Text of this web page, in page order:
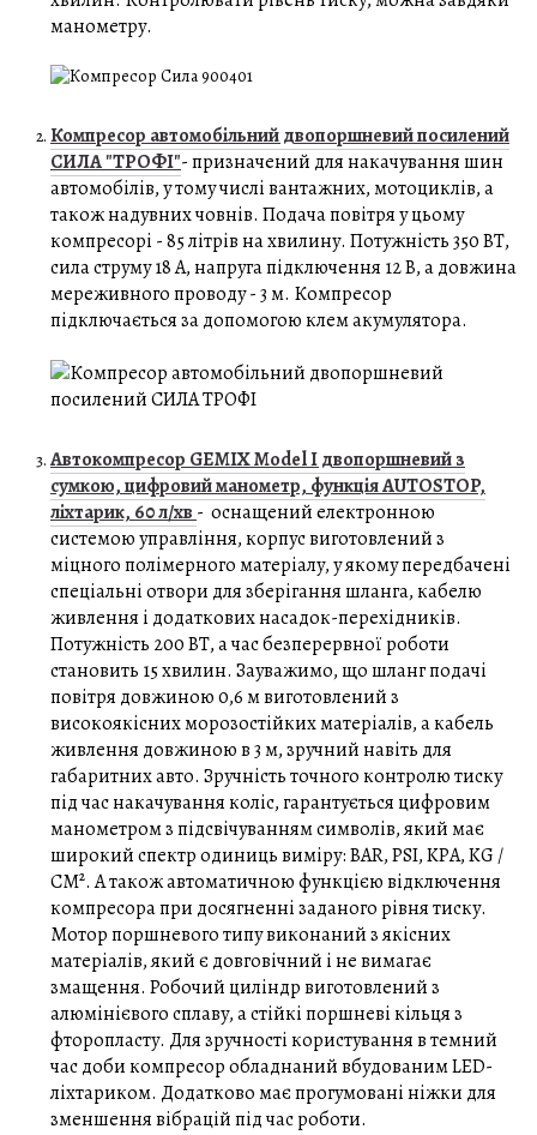
манометру.
Компресор автомобільний двопоршневий посилений
СИЛА "ТРОФІ"- призначений для накачування шин
автомобілів, у тому числі вантажних, мотоциклів, а
також надувних човнів. Подача повітря у цьому
компресорі - 85 літрів на хвилину. Потужність 350 ВТ,
сила струму 18 А, напруга підключення 12 В, а довжина
мереживного проводу - 3 м. Компресор
підключається за допомогою клем акумулятора.
Автокомпресор GEMIX Model I двопоршневий з
сумкою, цифровий манометр, функція AUTOSTOP,
ліхтарик, 60 л/хв- оснащений електронною
системою управління, корпус виготовлений з
міцного полімерного матеріалу, у якому передбачені
спеціальні отвори для зберігання шланга, кабелю
живлення і додаткових насадок-перехідників.
Потужність 200 ВТ, а час безперервної роботи
становить 15 хвилин. Зауважимо, що шланг подачі
повітря довжиною 0,6 м виготовлений з
високоякісних морозостійких матеріалів, а кабель
живлення довжиною в 3 м, зручний навіть для
габаритних авто. Зручність точного контролю тиску
під час накачування коліс, гарантується цифровим
манометром з підсвічуванням символів, який має
широкий спектр одиниць виміру: BAR, PSI, KPA, KG /
CM². А також автоматичною функцією відключення
компресора при досягненні заданого рівня тиску.
Мотор поршневого типу виконаний з якісних
матеріалів, який є довговічний і не вимагає
змащення. Робочий циліндр виготовлений з
алюмінієвого сплаву, а стійкі поршневі кільця з
фторопласту. Для зручності користування в темний
час доби компресор обладнаний вбудованим LED-
ліхтариком. Додатково має прогумовані ніжки для
зменшення вібрацій під час роботи.